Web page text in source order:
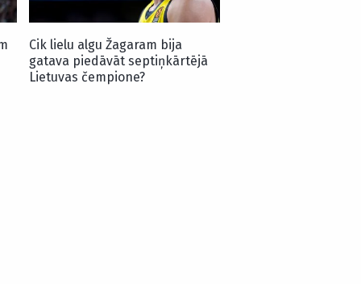
Cik lielu algu Žagaram bija
gatava piedāvāt septiņkārtējā
Lietuvas čempione?